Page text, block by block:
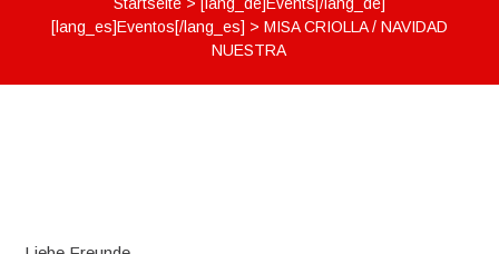
[lang_es]Eventos[/lang_es] > MISA CRIOLLA / NAVIDAD
NUESTRA